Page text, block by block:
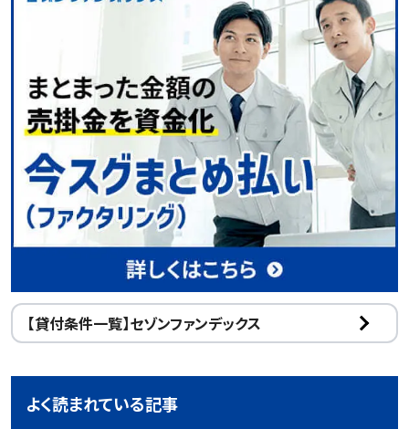
【貸付条件一覧】セゾンファンデックス
よく読まれている記事